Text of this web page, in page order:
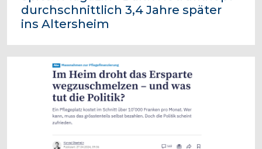
durchschnittlich 3,4 Jahre später
ins Altersheim